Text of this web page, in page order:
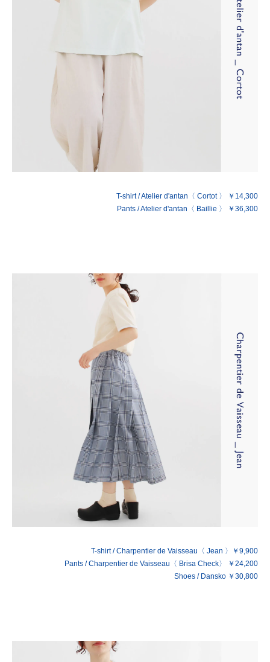
T-shirt / Atelier d'antan〈 Cortot 〉 ￥14,300
Pants / Atelier d'antan〈 Baillie 〉 ￥36,300
T-shirt / Charpentier de Vaisseau〈 Jean 〉￥9,900
Pants / Charpentier de Vaisseau〈 Brisa Check〉 ￥24,200
Shoes / Dansko ￥30,800